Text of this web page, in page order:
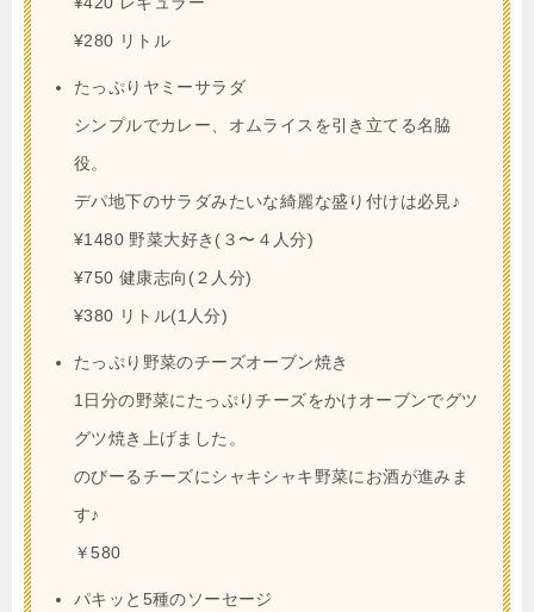
¥280 リトル
たっぷりヤミーサラダ
シンプルでカレー、オムライスを引き立てる名脇
役。
デパ地下のサラダみたいな綺麗な盛り付けは必見♪
¥1480 野菜大好き(３〜４人分)
¥750 健康志向(２人分)
¥380 リトル(1人分)
たっぷり野菜のチーズオーブン焼き
1日分の野菜にたっぷりチーズをかけオーブンでグツ
グツ焼き上げました。
のびーるチーズにシャキシャキ野菜にお酒が進みま
す♪
￥580
パキッと5種のソーセージ